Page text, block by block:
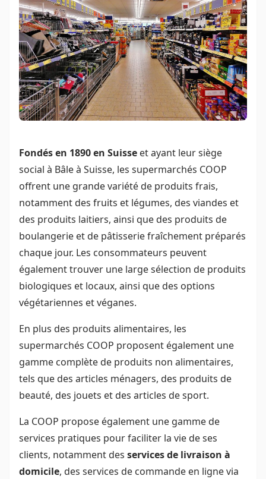
Fondés en 1890 en Suisse et ayant leur siège
social à Bâle à Suisse, les supermarchés COOP
offrent une grande variété de produits frais,
notamment des fruits et légumes, des viandes et
des produits laitiers, ainsi que des produits de
boulangerie et de pâtisserie fraîchement préparés
chaque jour. Les consommateurs peuvent
également trouver une large sélection de produits
biologiques et locaux, ainsi que des options
végétariennes et véganes.
En plus des produits alimentaires, les
supermarchés COOP proposent également une
gamme complète de produits non alimentaires,
tels que des articles ménagers, des produits de
beauté, des jouets et des articles de sport.
La COOP propose également une gamme de
services pratiques pour faciliter la vie de ses
clients, notamment des services de livraison à
domicile, des services de commande en ligne via